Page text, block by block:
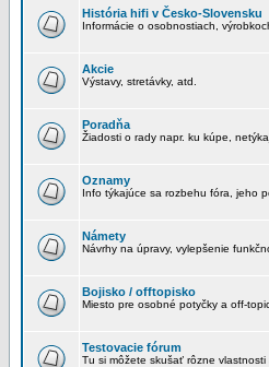
História hifi v Česko-Slovensku
Informácie o osobnostiach,
Akcie
Výstavy, stretávky, atd.
Poradňa
Žiadosti o rady napr. ku kúpe,
Oznamy
Info týkajúce sa rozbehu fóra, jeho
Námety
Návrhy na úpravy, vylepšenie
Bojisko / offtopisko
Miesto pre osobné potyčky a off-
Testovacie fórum
Tu si môžete skušať rôzne vlastnosti